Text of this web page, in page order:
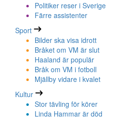
Politiker reser i Sverige
Färre assistenter
Sport
Bilder ska visa idrott
Bråket om VM är slut
Haaland är populär
Bråk om VM i fotboll
Mjällby vidare i kvalet
Kultur
Stor tävling för körer
Linda Hammar är död